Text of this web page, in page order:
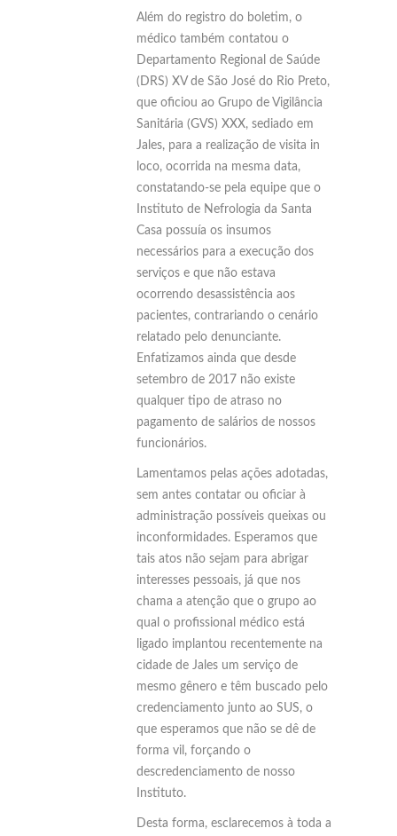
Além do registro do boletim, o
médico também contatou o
Departamento Regional de Saúde
(DRS) XV de São José do Rio Preto,
que oficiou ao Grupo de Vigilância
Sanitária (GVS) XXX, sediado em
Jales, para a realização de visita in
loco, ocorrida na mesma data,
constatando-se pela equipe que o
Instituto de Nefrologia da Santa
Casa possuía os insumos
necessários para a execução dos
serviços e que não estava
ocorrendo desassistência aos
pacientes, contrariando o cenário
relatado pelo denunciante.
Enfatizamos ainda que desde
setembro de 2017 não existe
qualquer tipo de atraso no
pagamento de salários de nossos
funcionários.
Lamentamos pelas ações adotadas,
sem antes contatar ou oficiar à
administração possíveis queixas ou
inconformidades. Esperamos que
tais atos não sejam para abrigar
interesses pessoais, já que nos
chama a atenção que o grupo ao
qual o profissional médico está
ligado implantou recentemente na
cidade de Jales um serviço de
mesmo gênero e têm buscado pelo
credenciamento junto ao SUS, o
que esperamos que não se dê de
forma vil, forçando o
descredenciamento de nosso
Instituto.
Desta forma, esclarecemos à toda a